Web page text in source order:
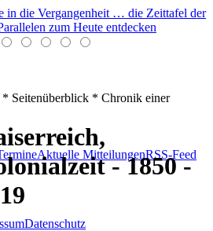
in die Vergangenheit … die Zeittafel der
zum Heute entdecken
Seitenüberblick * Chronik einer
Aktuelle MitteilungenRSS-Feed
Datenschutz
- 1850 -